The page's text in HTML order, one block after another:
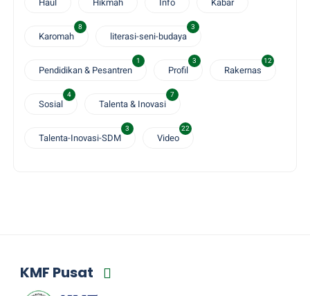
Haul Hikmah Info Kabar
Karomah
8
literasi-seni-budaya
3
Pendidikan & Pesantren
1
Profil
3
Rakernas
12
Sosial
4
Talenta & Inovasi
7
Talenta-Inovasi-SDM
3
Video
22
KMF Pusat